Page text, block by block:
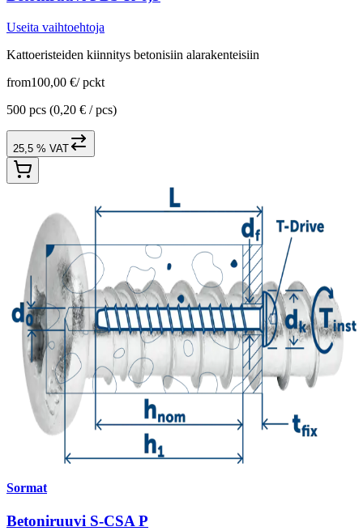
Useita vaihtoehtoja
Kattoeristeiden kiinnitys betonisiin alarakenteisiin
from100,00 €/ pckt
500 pcs (0,20 € / pcs)
25,5 % VAT
Sormat
Betoniruuvi S-CSA P